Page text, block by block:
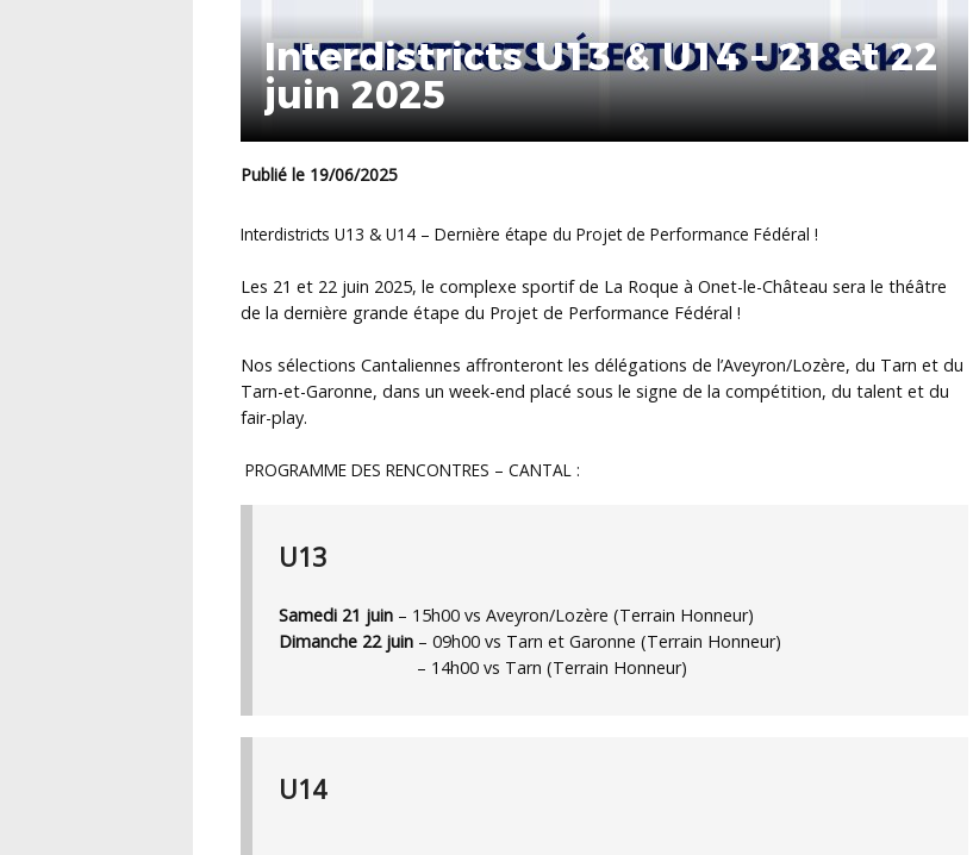
Interdistricts U13 & U14 – 21 et 22
juin 2025
Publié le 19/06/2025
Interdistricts U13 & U14 – Dernière étape du Projet de Performance Fédéral !
Les 21 et 22 juin 2025, le complexe sportif de La Roque à Onet-le-Château sera le théâtre
de la dernière grande étape du Projet de Performance Fédéral !
Nos sélections Cantaliennes affronteront les délégations de l’Aveyron/Lozère, du Tarn et du
Tarn-et-Garonne, dans un week-end placé sous le signe de la compétition, du talent et du
fair-play.
PROGRAMME DES RENCONTRES – CANTAL :
U13
Samedi 21 juin– 15h00 vs Aveyron/Lozère (Terrain Honneur)
Dimanche 22 juin– 09h00 vs Tarn et Garonne (Terrain Honneur)
– 14h00 vs Tarn (Terrain Honneur)
U14